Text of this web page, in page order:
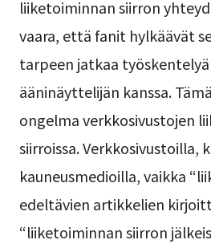
liiketoiminnan siirron
vaara, että fanit hylkäävät
tarpeen jatkaa
ääninäyttelijän kanssa.
ongelma verkkosivustojen
siirroissa. Verkkosivustoilla,
kauneusmedioilla, vaikka
edeltävien artikkelien
“liiketoiminnan siirron